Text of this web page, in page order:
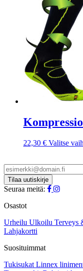
22,30 € Valitse
Seuraa meitä:
Osastot
Urheilu Ulkoilu Terveys
Lahjakortti
Suosituimmat
Tukisukat Linnex